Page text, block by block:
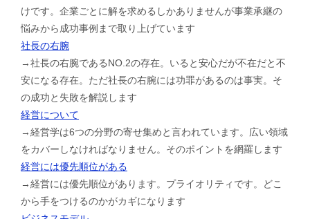
けです。企業ごとに解を求めるしかありませんが事業承継の
悩みから成功事例まで取り上げています
社長の右腕
→社長の右腕であるNO.2の存在。いると安心だが不在だと不
安になる存在。ただ社長の右腕には功罪があるのは事実。そ
の成功と失敗を解説します
経営について
→経営学は6つの分野の寄せ集めと言われています。広い領域
をカバーしなければなりません。そのポイントを網羅します
経営には優先順位がある
→経営には優先順位があります。プライオリティです。どこ
から手をつけるのかがカギになります